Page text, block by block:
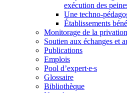
exécution des
Une techno-
Établissements
Monitorage de la
Soutien aux échanges et
Publications
Emplois
Pool d’expert∙e∙s
Glossaire
Bibliothèque